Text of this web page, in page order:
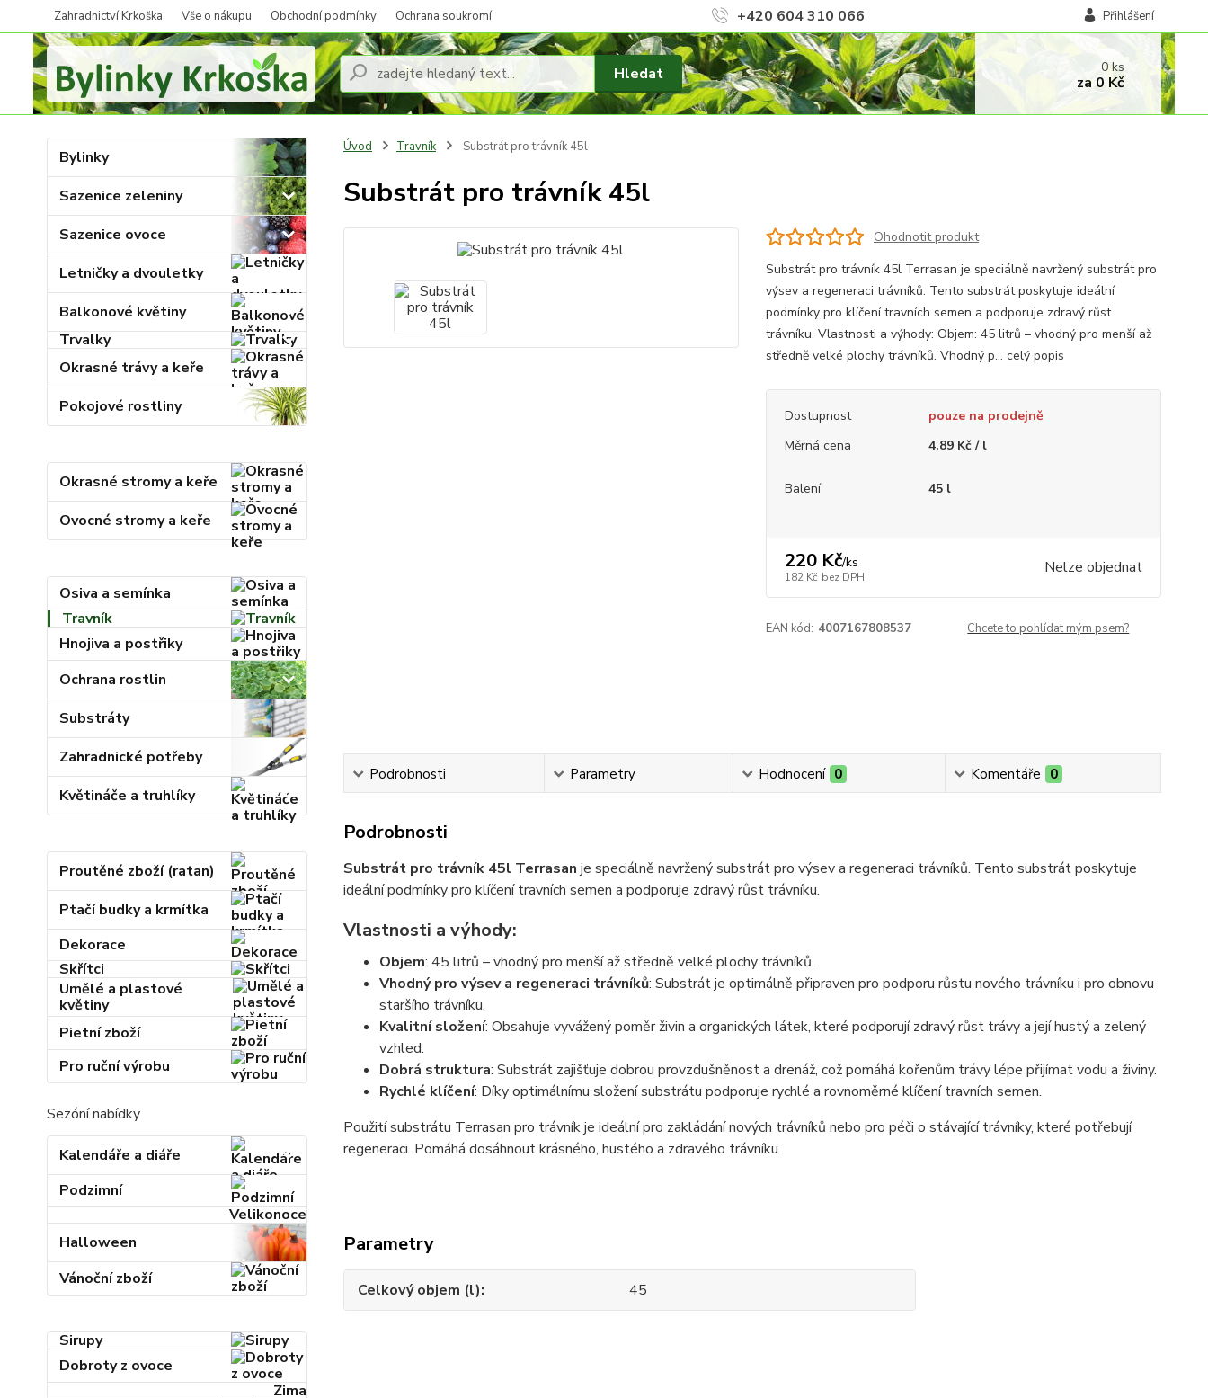
Zahradnictví Krkoška Vše o nákupu Obchodní podmínky Ochrana soukromí Přihlášení
Hledat
+420 604 310 066
0ks
za 0 Kč
Bylinky
Sazenice zeleniny
Sazenice ovoce
Letničky a dvouletky
Balkonové květiny
Trvalky
Okrasné trávy a keře
Pokojové rostliny
Okrasné stromy a keře
Ovocné stromy a keře
Osiva a semínka
Travník
Hnojiva a postřiky
Ochrana rostlin
Substráty
Zahradnické potřeby
Květináče a truhlíky
Proutěné zboží (ratan)
Ptačí budky a krmítka
Dekorace
Skřítci
Umělé a plastové
květiny
Pietní zboží
Pro ruční výrobu
Sezóní nabídky
Kalendáře a diáře
Podzimní
Velikonoce
Halloween
Vánoční zboží
Sirupy
Dobroty z ovoce
Zima
Úvod Travník Substrát pro trávník 45l
Substrát pro trávník 45l
Ohodnotit produkt
Substrát pro trávník 45l Terrasan je speciálně navržený substrát pro
výsev a regeneraci trávníků. Tento substrát poskytuje ideální
podmínky pro klíčení travních semen a podporuje zdravý růst
trávníku. Vlastnosti a výhody: Objem: 45 litrů – vhodný pro menší až
středně velké plochy trávníků. Vhodný p... celý popis
Dostupnost
pouze na prodejně
Měrná cena
4,89 Kč / l
Balení 45 l
220 Kč/ks
182 Kč bez DPH Nelze objednat
EAN kód: 4007167808537 Chcete to pohlídat mým psem?
Podrobnosti Parametry Hodnocení 0 Komentáře 0
Podrobnosti
Substrát pro trávník 45l Terrasan je speciálně navržený substrát pro výsev a regeneraci trávníků. Tento substrát poskytuje
ideální podmínky pro klíčení travních semen a podporuje zdravý růst trávníku.
Vlastnosti a výhody:
Objem: 45 litrů – vhodný pro menší až středně velké plochy trávníků.
Vhodný pro výsev a regeneraci trávníků: Substrát je optimálně připraven pro podporu růstu nového trávníku i pro obnovu
staršího trávníku.
Kvalitní složení: Obsahuje vyvážený poměr živin a organických látek, které podporují zdravý růst trávy a její hustý a zelený
vzhled.
Dobrá struktura: Substrát zajišťuje dobrou provzdušněnost a drenáž, což pomáhá kořenům trávy lépe přijímat vodu a živiny.
Rychlé klíčení: Díky optimálnímu složení substrátu podporuje rychlé a rovnoměrné klíčení travních semen.
Použití substrátu Terrasan pro trávník je ideální pro zakládání nových trávníků nebo pro péči o stávající trávníky, které potřebují
regeneraci. Pomáhá dosáhnout krásného, hustého a zdravého trávníku.
Parametry
Celkový objem (l) 45